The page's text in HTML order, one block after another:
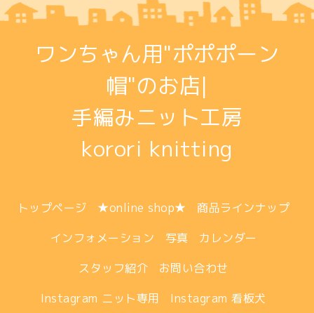
ワンちゃん用"ポポポーン
帽"のお店|
手編みニット工房
korori knitting
トップページ ★online shop★
商品ラインナップ
インフォメーション
写真
カレンダー
スタッフ紹介
お問い合わせ
Instagram ニット専用
Instagram 看板犬